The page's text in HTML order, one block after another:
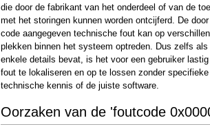
die door de fabrikant van het onderdeel of van de
met het storingen kunnen worden ontcijferd. De
code aangegeven technische fout kan op
plekken binnen het systeem optreden. Dus zelfs als
enkele details bevat, is het voor een gebruiker
fout te lokaliseren en op te lossen zonder specifieke
technische kennis of de juiste software.
Oorzaken van de 'foutcode